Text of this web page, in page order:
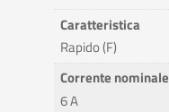
Caratteristica
Rapido (F)
Corrente nominale
6 A